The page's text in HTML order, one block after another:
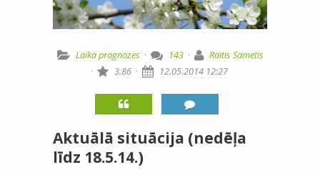
Laika prognozes · 143 ·
Raitis Sametis
·
3.86 · 12.05.2014 12:27
Aktuālā situācija (nedēļa
līdz 18.5.14.)